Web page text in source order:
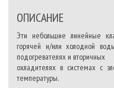
ОПИСАНИЕ
Эти небольшие линейные
горячей и/или холодной
подогревателях и вторичных
охладителях в системах с
температуры.